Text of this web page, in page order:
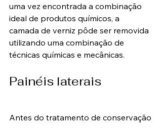
uma vez encontrada a combinação
ideal de produtos químicos, a
camada de verniz pôde ser removida
utilizando uma combinação de
técnicas químicas e mecânicas.
Painéis laterais
Antes do tratamento de conservação